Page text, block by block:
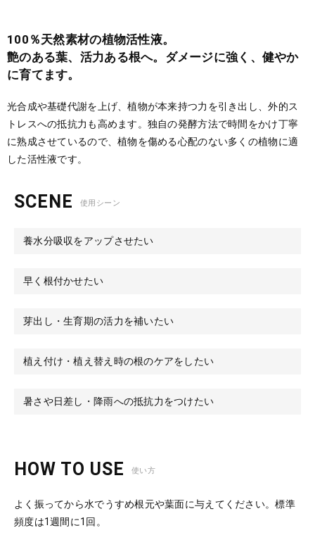
100％天然素材の植物活性液。
艶のある葉、活力ある根へ。ダメージに強く、健やか
に育てます。
光合成や基礎代謝を上げ、植物が本来持つ力を引き出し、外的ス
トレスへの抵抗力も高めます。独自の発酵方法で時間をかけ丁寧
に熟成させているので、植物を傷める心配のない多くの植物に適
した活性液です。
SCENE 使用シーン
養水分吸収をアップさせたい
早く根付かせたい
芽出し・生育期の活力を補いたい
植え付け・植え替え時の根のケアをしたい
暑さや日差し・降雨への抵抗力をつけたい
HOW TO USE 使い方
よく振ってから水でうすめ根元や葉面に与えてください。標準
頻度は1週間に1回。